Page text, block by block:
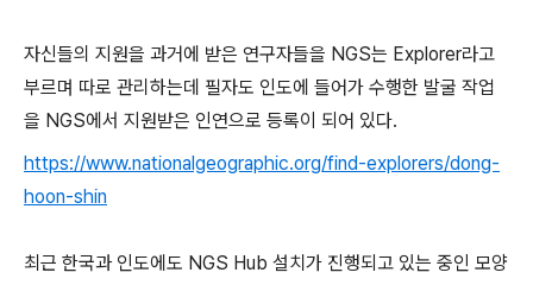
자신들의 지원을 과거에 받은 연구자들을 NGS는 Explorer라고
부르며 따로 관리하는데 필자도 인도에 들어가 수행한 발굴 작업
을 NGS에서 지원받은 인연으로 등록이 되어 있다.
https://www.nationalgeographic.org/find-explorers/dong-
hoon-shin
최근 한국과 인도에도 NGS Hub 설치가 진행되고 있는 중인 모양